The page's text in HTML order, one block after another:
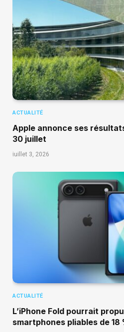
ACTUALITÉ
Apple annonce ses
30 juillet
juillet 3, 2026
ACTUALITÉ
L’iPhone Fold pourrait
smartphones pliables de 18